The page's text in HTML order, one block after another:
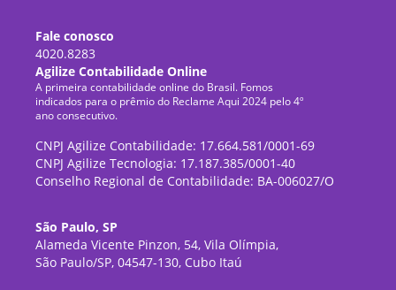
Fale conosco
4020.8283
Agilize Contabilidade Online
A primeira contabilidade online do Brasil. Fomos
indicados para o prêmio do Reclame Aqui 2024 pelo 4º
ano consecutivo.
CNPJ Agilize Contabilidade: 17.664.581/0001-69
CNPJ Agilize Tecnologia: 17.187.385/0001-40
Conselho Regional de Contabilidade: BA-006027/O
São Paulo, SP
Alameda Vicente Pinzon, 54, Vila Olímpia,
São Paulo/SP, 04547-130, Cubo Itaú